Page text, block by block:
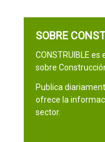
SOBRE
CONSTRUIBLE
sobre
Publica
ofrece la
sector.